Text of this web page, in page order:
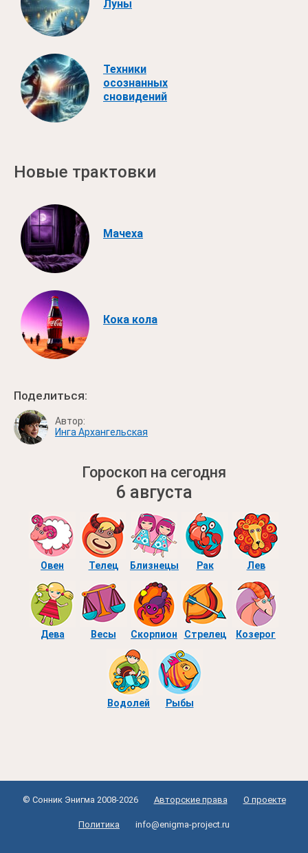
Луны
Техники
осознанных
сновидений
Новые трактовки
Мачеха
Кока кола
Поделиться:
Автор:
Инга Архангельская
Гороскоп на сегодня
6 августа
Овен Телец Близнецы Рак Лев
Дева Весы Скорпион Стрелец Козерог
Водолей Рыбы
© Сонник Энигма 2008-2026 Авторские права О проекте
Политика info@enigma-project.ru